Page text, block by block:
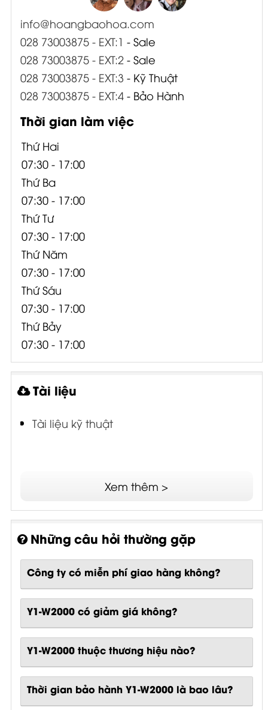
info@hoangbaohoa.com
028 73003875 - EXT:1 - Sale
028 73003875 - EXT:2- Sale
028 73003875 - EXT:3 - Kỹ Thuật
028 73003875 - EXT:4- Bảo Hành
Thời gian làm việc
Thứ Hai
07:30 - 17:00
Thứ Ba
07:30 - 17:00
Thứ Tư
07:30 - 17:00
Thứ Năm
07:30 - 17:00
Thứ Sáu
07:30 - 17:00
Thứ Bảy
07:30 - 17:00
Tài liệu
Tài liệu kỹ thuật
Xem thêm >
Những câu hỏi thường gặp
Công ty có miễn phí giao hàng không?
Y1-W2000 có giảm giá không?
Y1-W2000 thuộc thương hiệu nào?
Thời gian bảo hành Y1-W2000 là bao lâu?